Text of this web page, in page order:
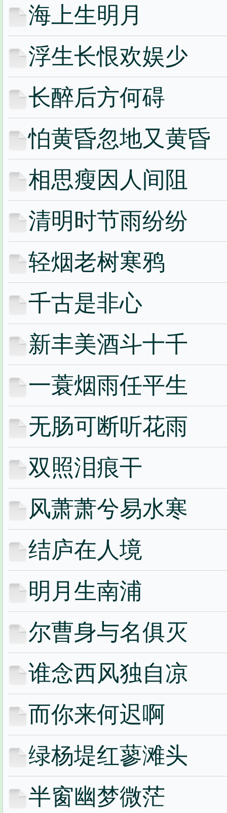
海上生明月
浮生长恨欢娱少
长醉后方何碍
怕黄昏忽地又黄昏
相思瘦因人间阻
清明时节雨纷纷
轻烟老树寒鸦
千古是非心
新丰美酒斗十千
一蓑烟雨任平生
无肠可断听花雨
双照泪痕干
风萧萧兮易水寒
结庐在人境
明月生南浦
尔曹身与名俱灭
谁念西风独自凉
而你来何迟啊
绿杨堤红蓼滩头
半窗幽梦微茫